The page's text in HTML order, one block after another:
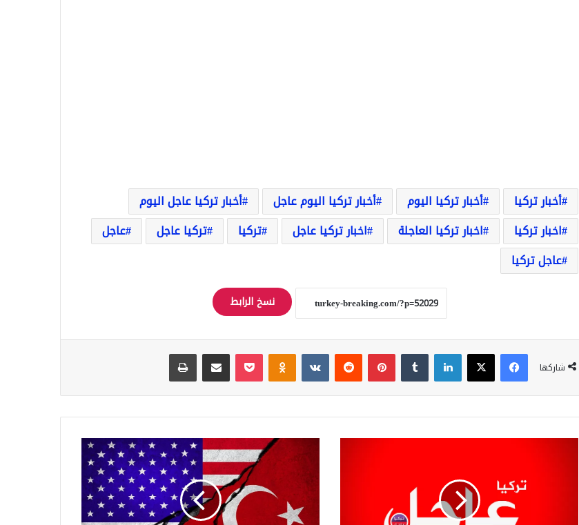
أخبار تركيا أخبار تركيا اليوم أخبار تركيا اليوم عاجل
أخبار تركيا عاجل اليوم
اخبار تركيا
اخبار تركيا العاجلة اخبار تركيا عاجل تركيا تركيا عاجل
عاجل
عاجل تركيا
نسخ الرابط
شاركها
فيسبوك‫X لينكدإن بينتيريست Odnoklassniki
‫Pocket مشاركة عبر البريد طباعة
تركيا
على
العقوبات